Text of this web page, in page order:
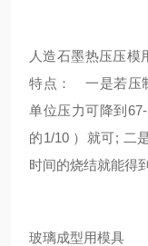
人造石墨热压压模
特点： 一是若压
单位压力可降到
的1/10 ）就可; 二
时间的烧结就能得
玻璃成型用模具